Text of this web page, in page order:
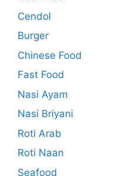
Cendol
Burger
Chinese Food
Fast Food
Nasi Ayam
Nasi Briyani
Roti Arab
Roti Naan
Seafood